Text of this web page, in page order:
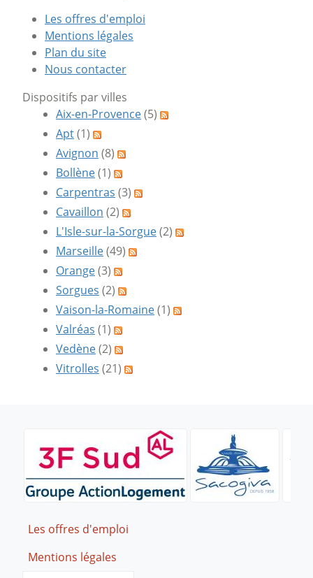
Les offres d'emploi
Mentions légales
Plan du site
Nous contacter
Dispositifs par villes
Aix-en-Provence(5)
Apt(1)
Avignon (8)
Bollène(1)
Carpentras (3)
Cavaillon (2)
L'Isle-sur-la-Sorgue(2)
Marseille(49)
Orange(3)
Sorgues (2)
Vaison-la-Romaine(1)
Valréas (1)
Vedène(2)
Vitrolles (21)
Footer
Les offres d'emploi
Mentions légales